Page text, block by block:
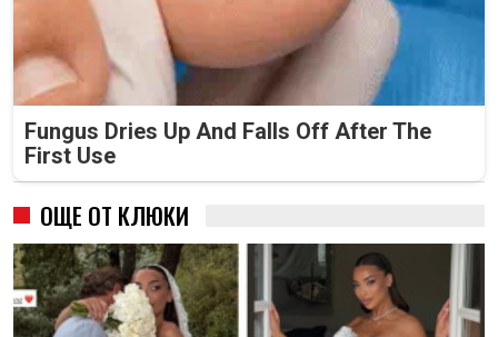
Fungus Dries Up And Falls Off After The
First Use
ОЩЕ ОТ КЛЮКИ